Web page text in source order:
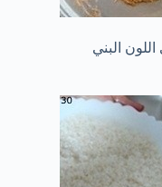
البني